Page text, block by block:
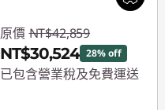
原價 NT$42,859
NT$30,524 28% off
已包含營業稅及免費運送